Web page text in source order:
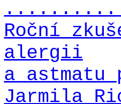
Roční
alergii
a astmatu
Jarmila